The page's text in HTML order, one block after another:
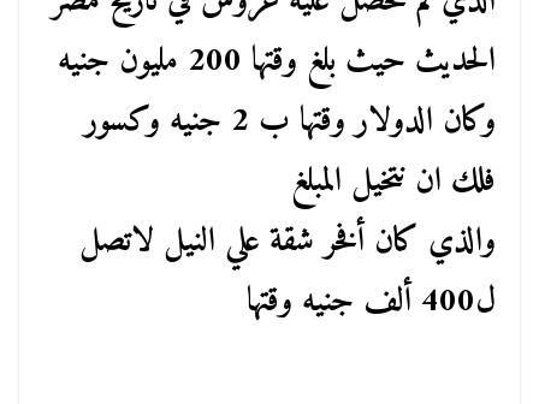
الحديث حيث بلغ وقتها 200 مليون جنيه
وكان الدولار وقتها ب 2 جنيه وكسور
فلك ان نتخيل المبلغ
والذي كان أفخر شقة علي النيل لاتصل
ل400 ألف جنيه وقتها